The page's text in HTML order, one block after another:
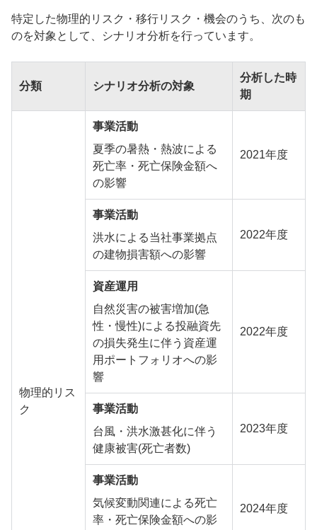
特定した物理的リスク・移行リスク・機会のうち、次のも
のを対象として、シナリオ分析を行っています。
分類 シナリオ分析の対象
分析した時
期
物理的リス
ク
事業活動
夏季の暑熱・熱波による
死亡率・死亡保険金額へ
の影響
2021年度
事業活動
洪水による当社事業拠点
の建物損害額への影響
2022年度
資産運用
自然災害の被害増加(急
性・慢性)による投融資先
の損失発生に伴う資産運
用ポートフォリオへの影
響
2022年度
事業活動
台風・洪水激甚化に伴う
健康被害(死亡者数)
2023年度
事業活動
気候変動関連による死亡
率・死亡保険金額への影
2024年度